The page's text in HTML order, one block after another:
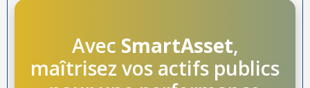
Avec SmartAsset,
maîtrisez vos actifs publics